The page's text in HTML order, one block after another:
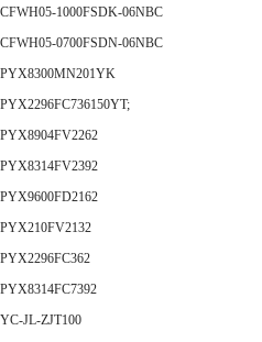
CFWH05-1000FSDK-06NBC
CFWH05-0700FSDN-06NBC
PYX8300MN201YK
PYX2296FC736150YT;
PYX8904FV2262
PYX8314FV2392
PYX9600FD2162
PYX210FV2132
PYX2296FC362
PYX8314FC7392
YC-JL-ZJT100